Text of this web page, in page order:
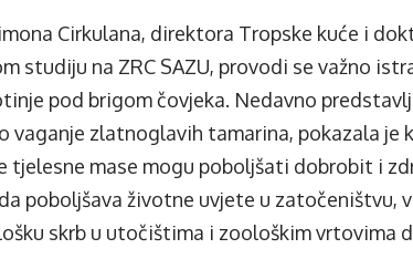
Cirkulana, direktora Tropske kuće i
studiju na ZRC SAZU, provodi se važno
pod brigom čovjeka. Nedavno
vaganje zlatnoglavih tamarina, pokazala je
tjelesne mase mogu poboljšati dobrobit i
poboljšava životne uvjete u zatočeništvu,
skrb u utočištima i zoološkim vrtovima